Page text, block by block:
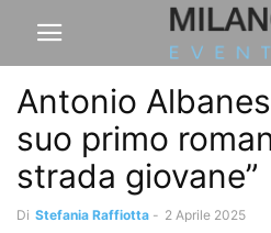
Antonio
suo primo
strada giovane”
Di Stefania Raffiotta - 2 Aprile 2025